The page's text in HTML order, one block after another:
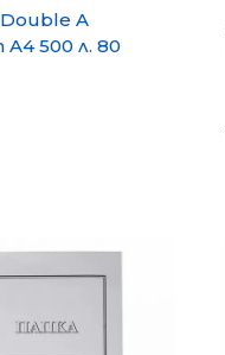
A
500 л. 80